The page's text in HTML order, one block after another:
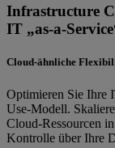
Infrastructure
IT „as-a-
Cloud-ähnliche
Optimieren Sie Ihre
Use-Modell.
Cloud-Ressourcen
Kontrolle über Ihre